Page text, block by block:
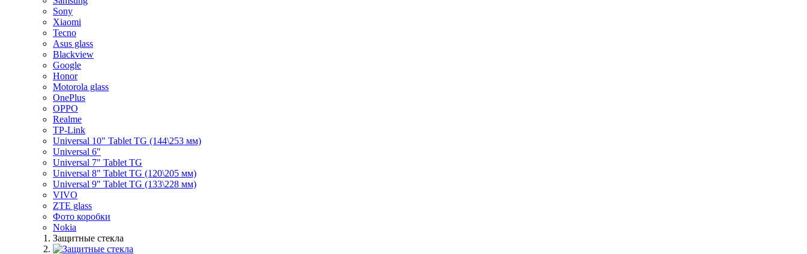
Sony
Xiaomi
Tecno
Asus glass
Blackview
Google
Honor
Motorola glass
OnePlus
OPPO
Realme
TP-Link
Universal 10" Tablet TG (144\253 мм)
Universal 6"
Universal 7" Tablet TG
Universal 8" Tablet TG (120\205 мм)
Universal 9" Tablet TG (133\228 мм)
VIVO
ZTE glass
Фото коробки
Nokia
Защитные стекла